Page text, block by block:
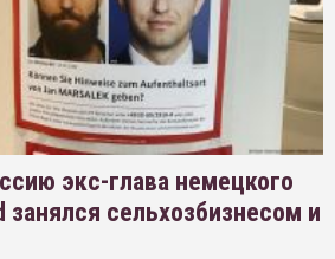
экс-глава немецкого
занялся сельхозбизнесом и